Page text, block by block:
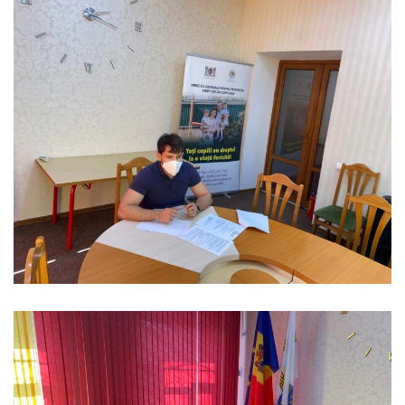
Anticorupție
Știri
Acte
și
regulamente
Legislație
internațională
Legislație